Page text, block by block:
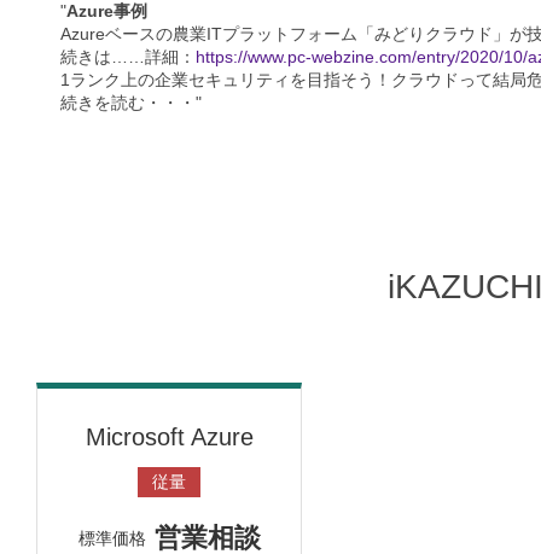
"Azure事例
Azureベースの農業ITプラットフォーム「みどりクラウド」が
続きは……詳細： https://www.pc-webzine.com/entry/2020/10/
1ランク上の企業セキュリティを目指そう！クラウドって結局
続きを読む・・・"
Microsoft Azure
従量
標準価格 営業相談